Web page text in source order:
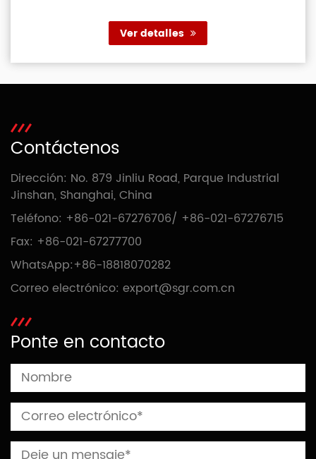
Ver detalles
Contáctenos
Dirección: No. 879 Jinliu Road, Parque Industrial
Jinshan, Shanghai, China
Teléfono: +86-021-67276706/ +86-021-67276715
Fax: +86-021-67277700
WhatsApp:+86-18818070282
Correo electrónico: export@sgr.com.cn
Ponte en contacto